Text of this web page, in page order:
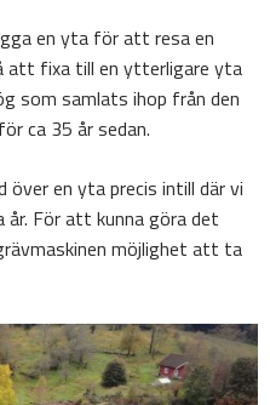
en yta för att resa en
att fixa till en ytterligare yta
som samlats ihop från den
ca 35 år sedan.
över en yta precis intill där vi
För att kunna göra det
möjlighet att ta